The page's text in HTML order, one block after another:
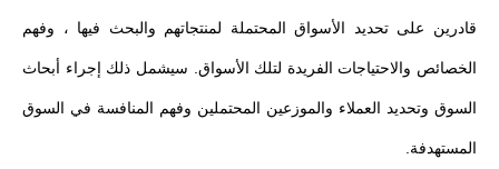
قادرين على تحديد الأسواق المحتملة لمنتجاتهم والبحث فيها ، وفهم
الخصائص والاحتياجات الفريدة لتلك الأسواق. سيشمل ذلك إجراء أبحاث
السوق وتحديد العملاء والموزعين المحتملين وفهم المنافسة في السوق
المستهدفة.